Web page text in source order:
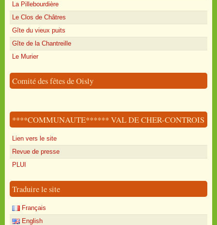
La Pillebourdière
Le Clos de Châtres
Gîte du vieux puits
Gîte de la Chantreille
Le Murier
Comité des fêtes de Oisly
****COMMUNAUTE****** VAL DE CHER-CONTROIS
Lien vers le site
Revue de presse
PLUI
Traduire le site
Français
English